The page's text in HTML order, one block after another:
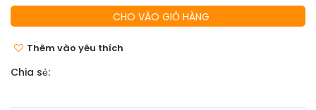
CHO VÀO GIỎ HÀNG
Thêm vào yêu thích
Chia sẻ: